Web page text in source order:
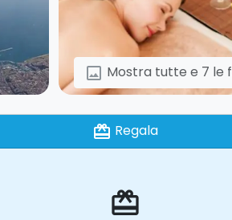
image Mostra tutte e 7 le foto
card_giftcard Regala
card_giftcard